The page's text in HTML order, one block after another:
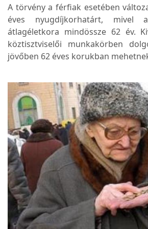
A törvény a férfiak esetében
éves nyugdíjkorhatárt, mivel
átlagéletkora mindössze 62 év.
köztisztviselői munkakörben
jövőben 62 éves korukban